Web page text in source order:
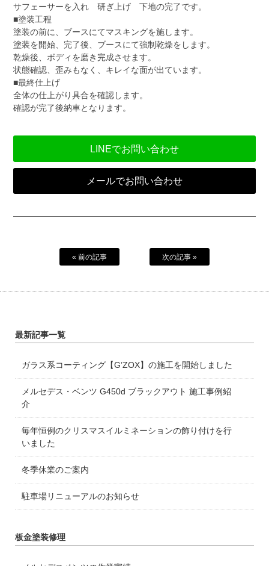
サフェーサーを入れ 研ぎ上げ 下地の完了です。
■塗装工程
塗装の前に、ブースにてマスキングを施します。
塗装を開始、完了後、ブースにて強制乾燥をします。
乾燥後、ボディを磨き完成させます。
状態確認、歪みもなく、キレイな面が出ています。
■最終仕上げ
全体の仕上がり具合を確認します。
確認が完了後納車となります。
LINEでお問い合わせ
メールでお問い合わせ
« 前の記事 次の記事 »
最新記事一覧
ガラス系コーティング【G’ZOX】の施工を開始しました
メルセデス・ベンツ G450d ブラックアウト 施工事例紹
介
毎年恒例のクリスマスイルミネーションの飾り付けを行
いました
冬季休業のご案内
駐車場リニューアルのお知らせ
板金塗装修理